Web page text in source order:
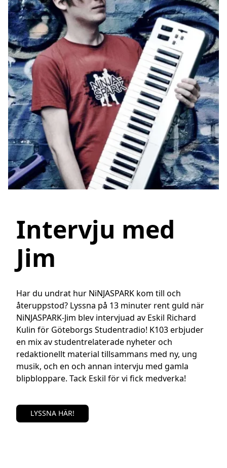
Intervju med
Jim
Har du undrat hur NiNJASPARK kom till och
återuppstod? Lyssna på 13 minuter rent guld när
NiNJASPARK-Jim blev intervjuad av Eskil Richard
Kulin för Göteborgs Studentradio! K103 erbjuder
en mix av studentrelaterade nyheter och
redaktionellt material tillsammans med ny, ung
musik, och en och annan intervju med gamla
blipbloppare. Tack Eskil för vi fick medverka!
LYSSNA HÄR!